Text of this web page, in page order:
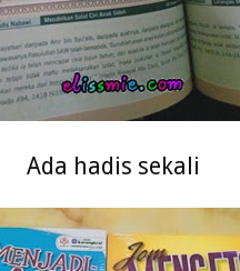
Ada hadis sekali